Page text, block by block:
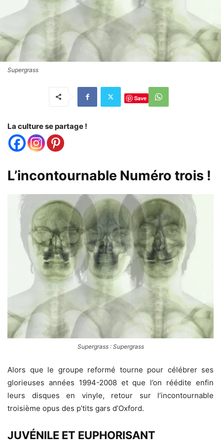
Supergrass
Save
La culture se partage !
L’incontournable Numéro trois !
Supergrass : Supergrass
Alors que le groupe reformé tourne pour célébrer ses
glorieuses années 1994-2008 et que l’on réédite enfin
leurs disques en vinyle, retour sur l’incontournable
troisième opus des p’tits gars d’Oxford.
JUVÉNILE ET EUPHORISANT